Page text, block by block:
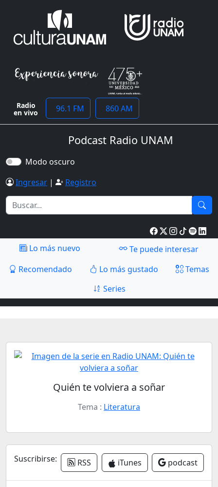
Radio
en vivo 96.1 FM 860 AM
Podcast Radio UNAM
Modo oscuro
Ingresar | Registro
Lo más nuevo
Te puede interesar
Recomendado
Lo más gustado
Temas
Series
Quién te volviera a soñar
Tema : Literatura
Suscribirse: RSS iTunes podcast